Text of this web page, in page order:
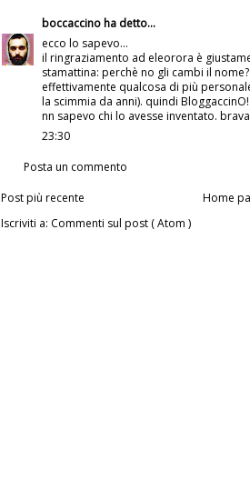
boccaccino ha detto...
ecco lo sapevo...
il ringraziamento ad eleorora è
stamattina: perchè no gli cambi il
effettivamente qualcosa di più
la scimmia da anni). quindi
nn sapevo chi lo avesse inventato.
23:30
Posta un commento
Post più recente
Home
Iscriviti a: Commenti sul post ( Atom )